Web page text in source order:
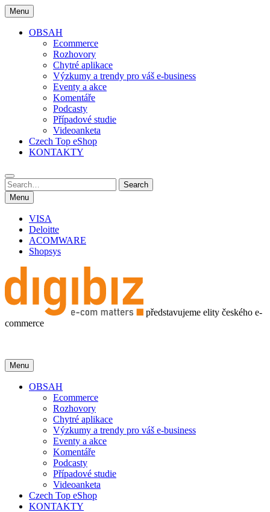
Skip
to
content
Menu
OBSAH
Ecommerce
Rozhovory
Chytré aplikace
Výzkumy a trendy pro váš e-business
Eventy a akce
Komentáře
Podcasty
Případové studie
Videoanketa
Czech Top eShop
KONTAKTY
Search
for:
Search
Menu
VISA
Deloitte
ACOMWARE
Shopsys
představujeme elity českého e-
commerce
Menu
OBSAH
Ecommerce
Rozhovory
Chytré aplikace
Výzkumy a trendy pro váš e-business
Eventy a akce
Komentáře
Podcasty
Případové studie
Videoanketa
Czech Top eShop
KONTAKTY